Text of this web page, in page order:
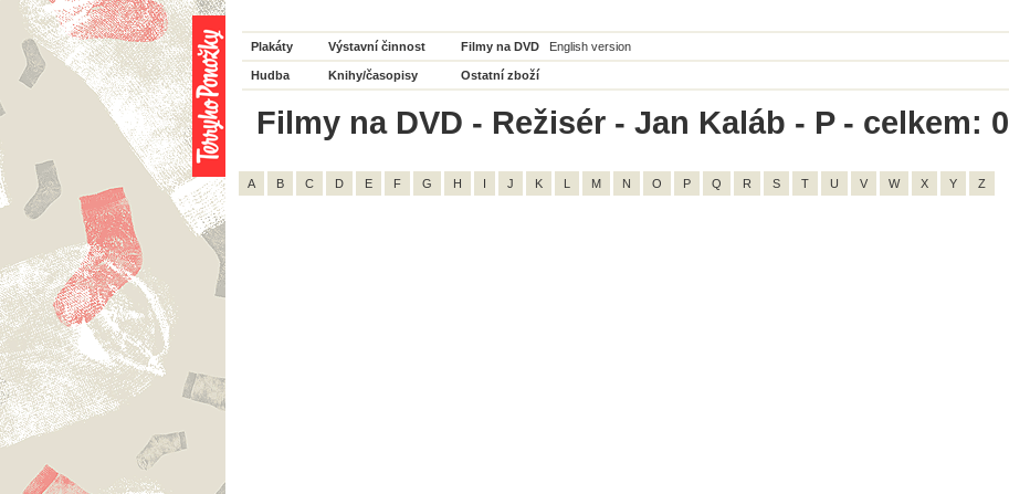
Plakáty Výstavní činnost Filmy na DVD English version
Hudba Knihy/časopisy Ostatní zboží
Filmy na DVD - Režisér - Jan Kaláb - P - celkem: 0
A B C D E F G H I J K L M N O P Q R S T U V W X Y Z